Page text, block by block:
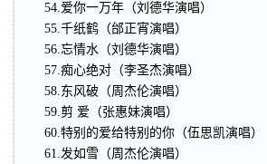
54.爱你一万年（刘德华演唱）
55.千纸鹤（邰正宵演唱）
56.忘情水（刘德华演唱）
57.痴心绝对（李圣杰演唱）
58.东风破（周杰伦演唱）
59.剪 爱（张惠妹演唱）
60.特别的爱给特别的你（伍思凯演唱）
61.发如雪（周杰伦演唱）